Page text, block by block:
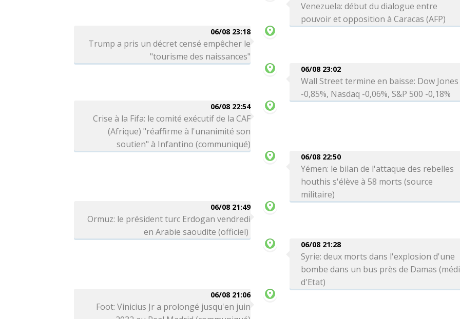
Venezuela: début du dialogue entre
pouvoir et opposition à Caracas (AFP)
06/08 23:18
Trump a pris un décret censé empêcher le
"tourisme des naissances"
06/08 23:02
Wall Street termine en baisse: Dow Jones
-0,85%, Nasdaq -0,06%, S&P 500 -0,18%
06/08 22:54
Crise à la Fifa: le comité exécutif de la CAF
(Afrique) "réaffirme à l'unanimité son
soutien" à Infantino (communiqué)
06/08 22:50
Yémen: le bilan de l'attaque des rebelles
houthis s'élève à 58 morts (source
militaire)
06/08 21:49
Ormuz: le président turc Erdogan vendredi
en Arabie saoudite (officiel)
06/08 21:28
Syrie: deux morts dans l'explosion d'une
bombe dans un bus près de Damas
d'Etat)
06/08 21:06
Foot: Vinicius Jr a prolongé jusqu'en juin